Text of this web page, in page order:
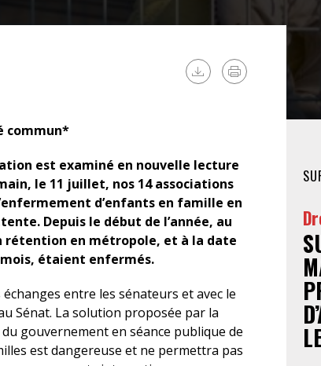
commun*
est examiné en nouvelle lecture
le 11 juillet, nos 14 associations
d’enfants en famille en
Depuis le début de l’année, au
rétention en métropole, et à la date
étaient enfermés.
entre les sénateurs et avec le
Sénat. La solution proposée par la
gouvernement en séance publique de
est dangereuse et ne permettra pas